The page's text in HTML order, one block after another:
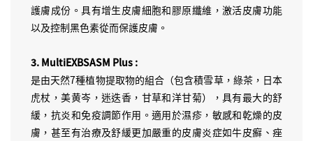
護膚成份。具有增生皮膚細胞和膠原纖維，激活皮膚功能
以及控制黑色素從而保護皮膚。
3. MultiEXBSASM Plus :
是由天然7種植物提取物的組合（包含積雪草，綠茶，日本
虎杖，美黄岑，迷迭香，甘草和洋甘菊），具有最大的舒
緩，抗炎和免疫調節作用。適用於濕疹，敏感和乾燥的皮
膚，甚至有治療及舒緩更加嚴重的皮膚炎症如牛皮癬、痤